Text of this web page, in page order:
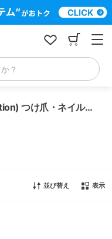
？
アミナコレクション(Amina Collection) つけ爪・ネイルシール
並び替え 表示